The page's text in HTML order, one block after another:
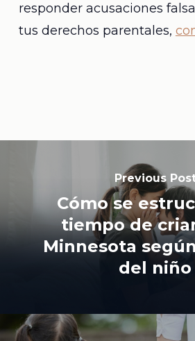
responder acusaciones
tus derechos parentales,
Previous
Cómo se
tiempo de
Minnesota
del niño